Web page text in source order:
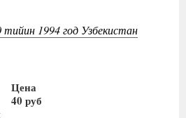
1994 год Узбекистан
Цена
40 руб